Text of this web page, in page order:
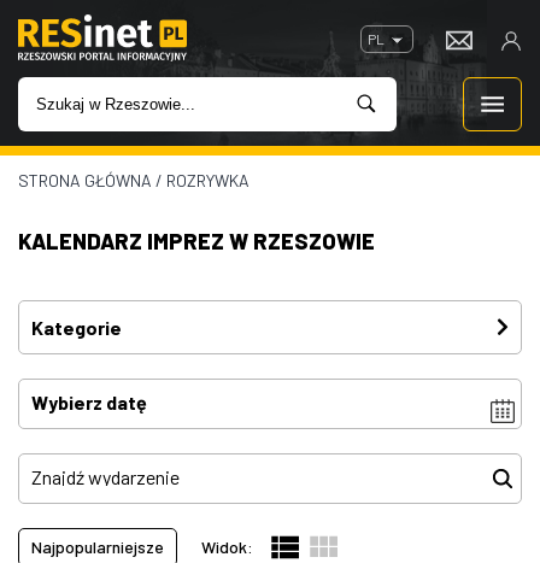
PL
WIADOMOŚCI
INWESTYCJE
IMPREZY
ROZRYWKA
W KINACH
GASTRONOMIA
STRONA GŁÓWNA / ROZRYWKA
KALENDARZ IMPREZ W RZESZOWIE
Kategorie
Festiwal
(4)
Imprezy
(4)
Koncerty
(81)
Pokazy filmowe
Najpopularniejsze Widok: